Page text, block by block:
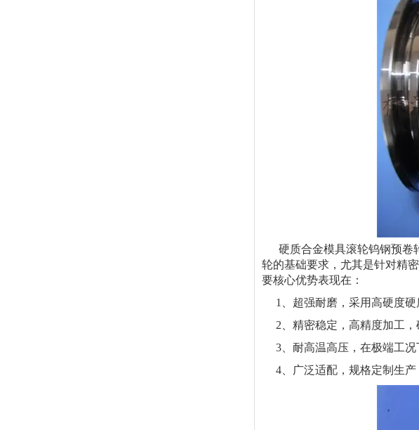
硬质合金模具滚轮钨钢预卷
轮的基础要求，尤其是针对精
要核心优势表现在：
1、超强耐磨，采用高硬度硬
2、精密稳定，高精度加工，
3、耐高温高压，在极端工况
4、广泛适配，规格定制生产